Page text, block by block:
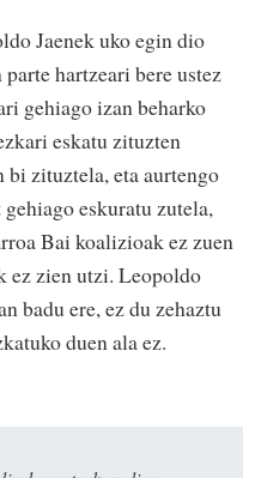
Jaenek uko egin dio
hartzeari bere ustez
gehiago izan beharko
eskatu zituzten
zituztela, eta aurtengo
eskuratu zutela,
Bai koalizioak ez zuen
ez zien utzi. Leopoldo
badu ere, ez du zehaztu
duen ala ez.